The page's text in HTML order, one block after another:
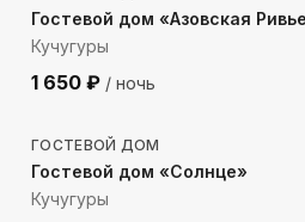
Гостевой дом «Азовская
Кучугуры
1 650 ₽ / ночь
295 м до моря
ГОСТЕВОЙ ДОМ
Гостевой дом «Солнце»
Кучугуры